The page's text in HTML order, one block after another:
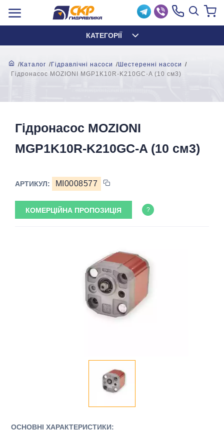
КАТЕГОРІЇ
Каталог Гідравлічні насоси
Шестеренні насоси
Гідронасос MOZIONI MGP1K10R-K210GC-A (10 см3)
Гідронасос MOZIONI
MGP1K10R-K210GC-A (10 см3)
АРТИКУЛ: MI0008577
КОМЕРЦІЙНА ПРОПОЗИЦІЯ ?
ОСНОВНІ ХАРАКТЕРИСТИКИ: